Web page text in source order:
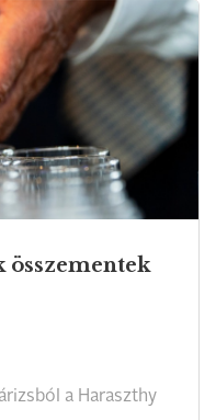
összementek
a Haraszthy